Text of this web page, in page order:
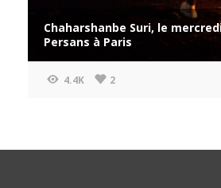
Chaharshanbe Suri, le
Persans à Paris
4.4K 2